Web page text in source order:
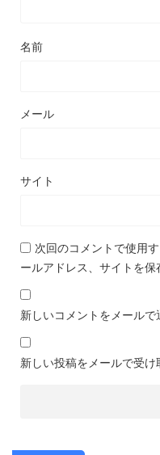
名前
メール
サイト
次回のコメントで使用
ールアドレス、サイトを保
新しいコメントをメールで
新しい投稿をメールで受け